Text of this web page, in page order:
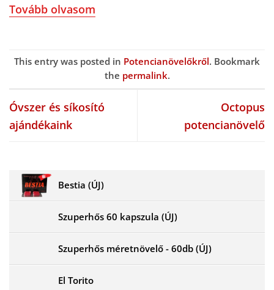
Tovább olvasom
This entry was posted in Potencianövelőkről. Bookmark
the permalink.
Óvszer és síkosító
ajándékaink
Octopus
potencianövelő
Bestia (ÚJ)
Szuperhős 60 kapszula (ÚJ)
Szuperhős méretnövelő - 60db (ÚJ)
El Torito